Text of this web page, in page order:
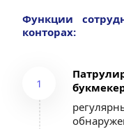
Функции
конторах:
1